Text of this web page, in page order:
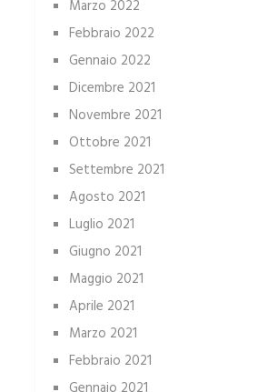
Marzo 2022
Febbraio 2022
Gennaio 2022
Dicembre 2021
Novembre 2021
Ottobre 2021
Settembre 2021
Agosto 2021
Luglio 2021
Giugno 2021
Maggio 2021
Aprile 2021
Marzo 2021
Febbraio 2021